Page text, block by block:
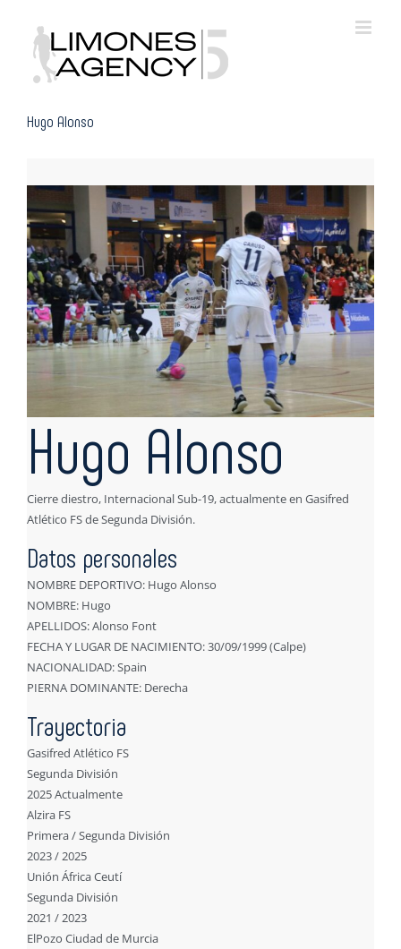
content
Hugo Alonso
Hugo Alonso
Cierre diestro, Internacional Sub-19, actualmente en Gasifred
Atlético FS de Segunda División.
Datos personales
NOMBRE DEPORTIVO: Hugo Alonso
NOMBRE: Hugo
APELLIDOS: Alonso Font
FECHA Y LUGAR DE NACIMIENTO: 30/09/1999 (Calpe)
NACIONALIDAD: Spain
PIERNA DOMINANTE: Derecha
Trayectoria
Gasifred Atlético FS
Segunda División
2025 Actualmente
Alzira FS
Primera / Segunda División
2023 / 2025
Unión África Ceutí
Segunda División
2021 / 2023
ElPozo Ciudad de Murcia